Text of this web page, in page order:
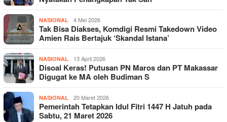
NASIONAL 4 Mei 2026
Tak Bisa Diakses, Komdigi Resmi Takedown Video
Amien Rais Bertajuk ‘Skandal Istana’
NASIONAL 13 April 2026
Disoal Keras! Putusan PN Maros dan PT Makassar
Digugat ke MA oleh Budiman S
NASIONAL 20 Maret 2026
Pemerintah Tetapkan Idul Fitri 1447 H Jatuh pada
Sabtu, 21 Maret 2026